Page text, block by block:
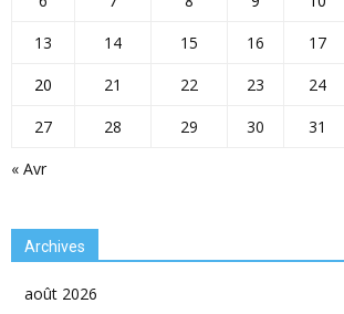
« Avr
13
14 15 16 17
20
21 22 23 24
27
28 29 30 31
Archives
août 2026